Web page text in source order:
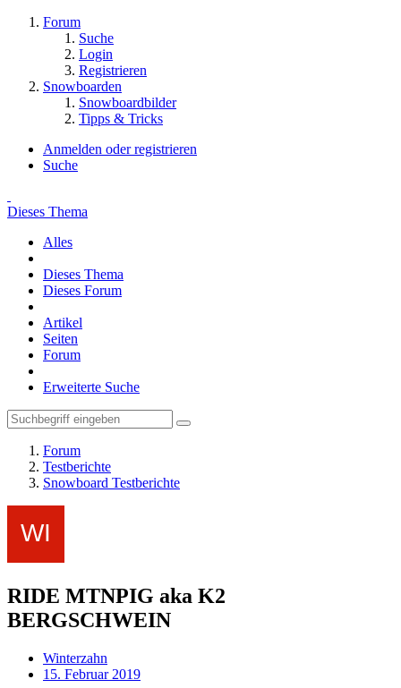
Forum
Suche
Login
Registrieren
Snowboarden
Snowboardbilder
Tipps & Tricks
Anmelden oder registrieren
Suche
Dieses Thema
Alles
Dieses Thema
Dieses Forum
Artikel
Seiten
Forum
Erweiterte Suche
Forum
Testberichte
Snowboard Testberichte
RIDE MTNPIG aka K2
BERGSCHWEIN
Winterzahn
15. Februar 2019